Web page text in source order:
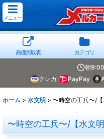
メニュー
高価買取表 カテゴリ
朝
クレカ
PayPay
ホーム > 水文明 > 〜時空の工兵〜/
〜時空の工兵〜/【水文